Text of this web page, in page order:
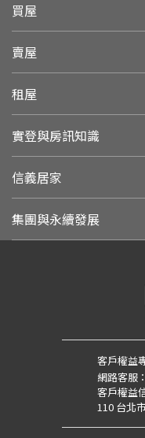
買屋
賣屋
租屋
實登與房訊知識
信義居家
集團與永續發展
客戶權益
網路客服：
客戶權益
110 台北